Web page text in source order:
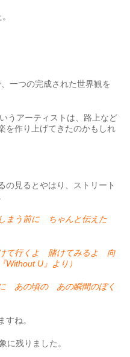
一つの完成された世界観を
うアーティストは、路上など
を作り上げてきたのかもしれ
の見るとやはり、ストリート
まう前に ちゃんと伝えた
て行くよ 賭けてみるよ 向
Without U』より）
あの頃の あの瞬間のぼく
すね。
に残りました。